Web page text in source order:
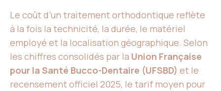
Le coût d’un traitement orthodontique reflète
à la fois la technicité, la durée, le matériel
employé et la localisation géographique. Selon
les chiffres consolidés par la Union Française
pour la Santé Bucco-Dentaire (UFSBD) et le
recensement officiel 2025, le tarif moyen pour